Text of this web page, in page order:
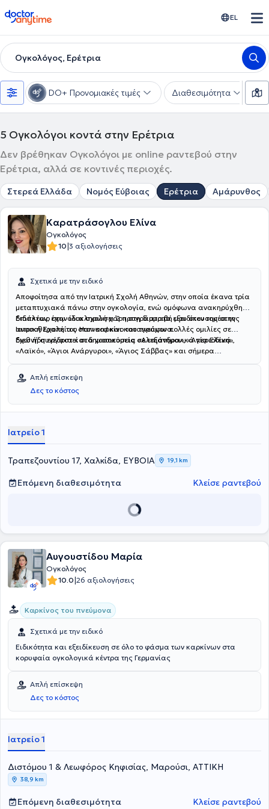
doctoranytime EL
Ογκολόγος, Ερέτρια
DO+ Προνομιακές τιμές Διαθεσιμότητα
5 Ογκολόγοι κοντά στην Ερέτρια
Δεν βρέθηκαν Ογκολόγοι με online ραντεβού στην
Ερέτρια, αλλά σε κοντινές περιοχές.
Στερεά Ελλάδα Νομός Εύβοιας Ερέτρια Αμάρυνθος
Καρατράσογλου Ελίνα
Ογκολόγος
10|3 αξιολογήσεις
Σχετικά με την ειδικό
Αποφοίτησα από την Ιατρική Σχολή Αθηνών, στην οποία έκανα τρία
μεταπτυχιακά πάνω στην ογκολογία, ενώ ομόφωνα ανακηρύχθηκα
διδάκτωρ στην ίδια σχολή χάρη στη διατριβή μου στον τομέα της
ανοσοθεραπείας στον καρκίνο του πνεύμονα.
Επιπλέον, έχω ολοκληρώσει 2 προγράμματα εξειδίκευσης στην
Ιατρική Σχολή του Harvard και καταγράφω πολλές ομιλίες σε
διεθνή συνέδρια και δημοσιεύσεις σε επιστημονικά περιοδικά.
Εχω ήδη εργαστεί στα νοσοκομεία «Αλεξάνδρα», «Αγία Ελένη»,
«Λαϊκό», «Άγιοι Ανάργυροι», «Άγιος Σάββας» και σήμερα
εξειδικεύτηκα στον καρκίνο του μαστού στο University College
London Hospital (UCLH) με υποτροφία από την Εταιρεία Ογκολόγων
- Παθολόγων Ελλάδας.
Απλή επίσκεψη
Δες το κόστος
Ιατρείο 1
Τραπεζουντίου 17, Χαλκίδα, ΕΥΒΟΙΑ 19,1 km
Επόμενη διαθεσιμότητα Κλείσε ραντεβού
Αυγουστίδου Μαρία
Ογκολόγος
10.0|26 αξιολογήσεις
Καρκίνος του πνεύμονα
Σχετικά με την ειδικό
Ειδικότητα και εξειδίκευση σε όλο το φάσμα των καρκίνων στα
κορυφαία ογκολογικά κέντρα της Γερμανίας
Απλή επίσκεψη
Δες το κόστος
Ιατρείο 1
Διστόμου 1 & Λεωφόρος Κηφισίας, Μαρούσι, ΑΤΤΙΚΗ
38,9 km
Επόμενη διαθεσιμότητα Κλείσε ραντεβού